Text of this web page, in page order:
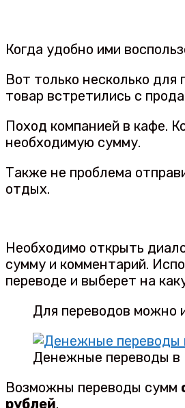
Когда удобно ими
Вот только несколько
товар встретились с
Поход компанией в кафе.
необходимую сумму.
Также не проблема
отдых.
Необходимо открыть
сумму и комментарий.
переводе и выберет на
Для переводов можно
Денежные переводы в
Возможны переводы сумм
рублей.